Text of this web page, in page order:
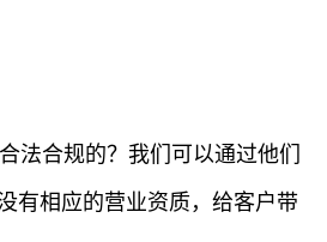
法合规的？我们可以通过他们
有相应的营业资质，给客户带